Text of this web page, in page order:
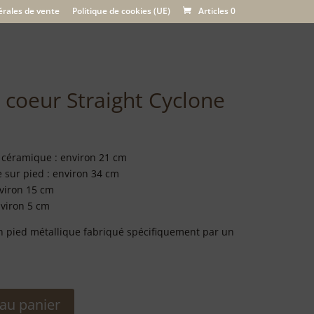
de vente Politique de cookies (UE) Articles 0
coeur Straight Cyclone
: environ 21 cm
sur pied : environ 34 cm
15 cm
5 cm
pied métallique fabriqué spécifiquement par un
panier